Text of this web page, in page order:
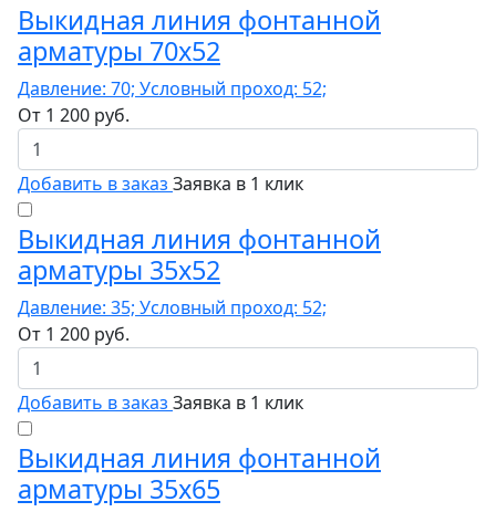
Выкидная линия фонтанной
арматуры 70x52
Давление: 70; Условный проход: 52;
От 1 200 руб.
Добавить в заказ Заявка в 1 клик
Выкидная линия фонтанной
арматуры 35x52
Давление: 35; Условный проход: 52;
От 1 200 руб.
Добавить в заказ Заявка в 1 клик
Выкидная линия фонтанной
арматуры 35x65